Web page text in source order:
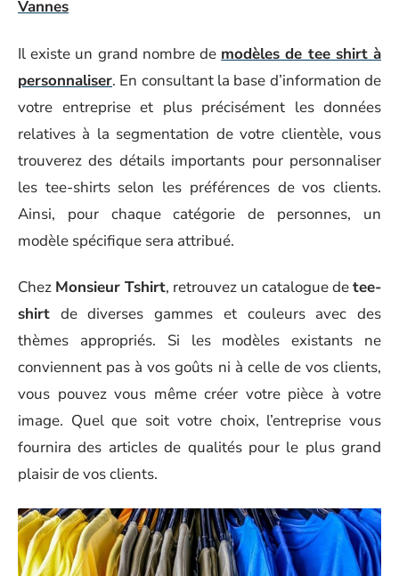
Vannes
Il existe un grand nombre de modèles de tee shirt à
personnaliser. En consultant la base d’information de
votre entreprise et plus précisément les données
relatives à la segmentation de votre clientèle, vous
trouverez des détails importants pour personnaliser
les tee-shirts selon les préférences de vos clients.
Ainsi, pour chaque catégorie de personnes, un
modèle spécifique sera attribué.
Chez Monsieur Tshirt, retrouvez un catalogue detee-
shirt de diverses gammes et couleurs avec des
thèmes appropriés. Si les modèles existants ne
conviennent pas à vos goûts ni à celle de vos clients,
vous pouvez vous même créer votre pièce à votre
image. Quel que soit votre choix, l’entreprise vous
fournira des articles de qualités pour le plus grand
plaisir de vos clients.